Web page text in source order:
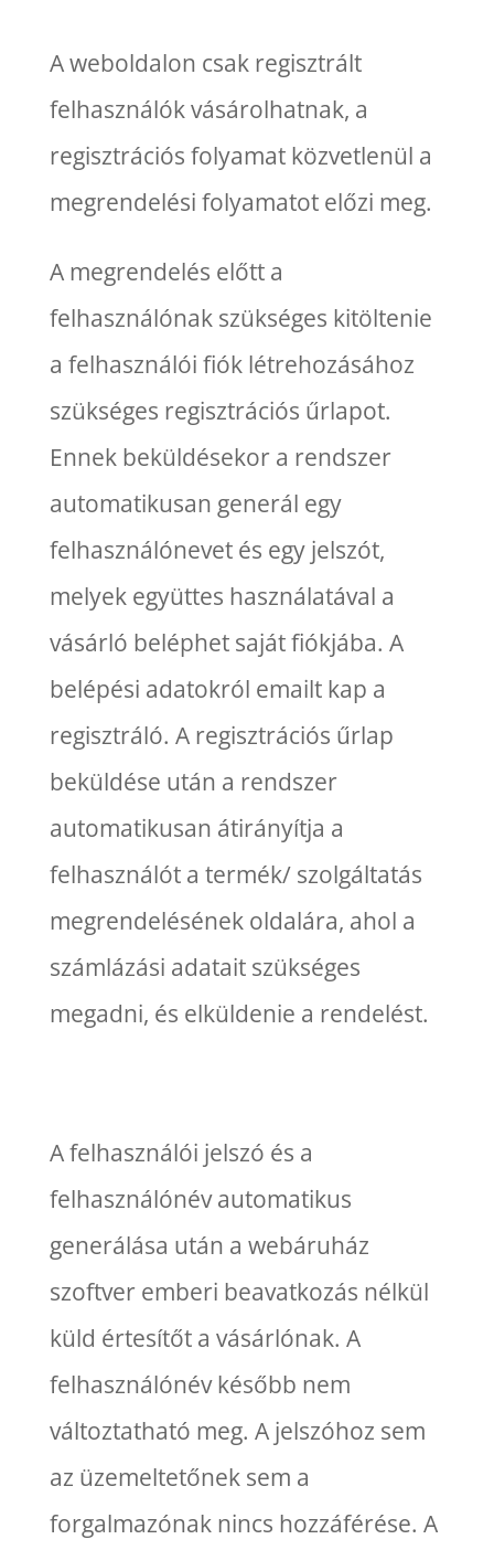
A weboldalon csak regisztrált
felhasználók vásárolhatnak, a
regisztrációs folyamat közvetlenül a
megrendelési folyamatot előzi meg.
A megrendelés előtt a
felhasználónak szükséges kitöltenie
a felhasználói fiók létrehozásához
szükséges regisztrációs űrlapot.
Ennek beküldésekor a rendszer
automatikusan generál egy
felhasználónevet és egy jelszót,
melyek együttes használatával a
vásárló beléphet saját fiókjába. A
belépési adatokról emailt kap a
regisztráló. A regisztrációs űrlap
beküldése után a rendszer
automatikusan átirányítja a
felhasználót a termék/ szolgáltatás
megrendelésének oldalára, ahol a
számlázási adatait szükséges
megadni, és elküldenie a rendelést.
A felhasználói jelszó és a
felhasználónév automatikus
generálása után a webáruház
szoftver emberi beavatkozás nélkül
küld értesítőt a vásárlónak. A
felhasználónév később nem
változtatható meg. A jelszóhoz sem
az üzemeltetőnek sem a
forgalmazónak nincs hozzáférése. A